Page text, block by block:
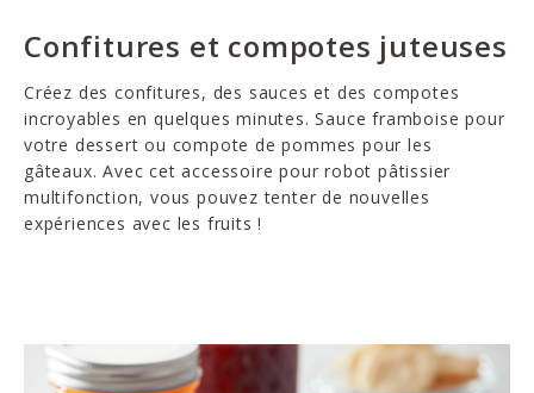
Confitures et compotes juteuses
Créez des confitures, des sauces et des compotes
incroyables en quelques minutes. Sauce framboise pour
votre dessert ou compote de pommes pour les
gâteaux. Avec cet accessoire pour robot pâtissier
multifonction, vous pouvez tenter de nouvelles
expériences avec les fruits !